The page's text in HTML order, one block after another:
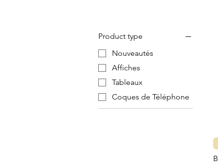
Product type
Nouveautés
Affiches
Tableaux
Coques de Téléphone